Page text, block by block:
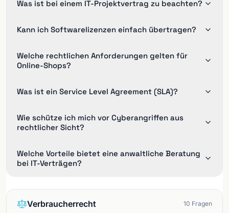
Was ist bei einem IT-Projektvertrag zu beachten?
Kann ich Softwarelizenzen einfach übertragen?
Welche rechtlichen Anforderungen gelten für
Online-Shops?
Was ist ein Service Level Agreement (SLA)?
Wie schütze ich mich vor Cyberangriffen aus
rechtlicher Sicht?
Welche Vorteile bietet eine anwaltliche Beratung
bei IT-Verträgen?
Verbraucherrecht 10 Fragen